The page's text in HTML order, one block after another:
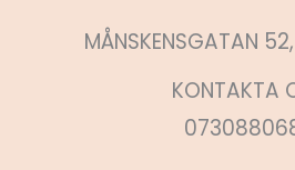
MÅNSKENSGATAN
KONTAKTA